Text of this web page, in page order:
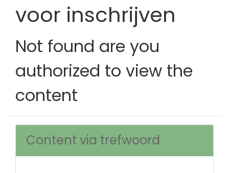
voor inschrijven
Not found are you
authorized to view the
content
Content via trefwoord